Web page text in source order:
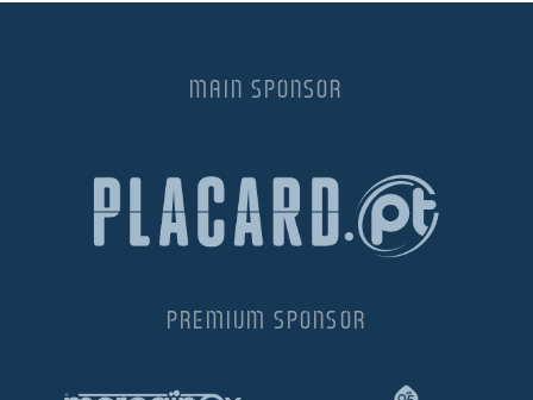
MAIN SPONSOR
PREMIUM SPONSOR